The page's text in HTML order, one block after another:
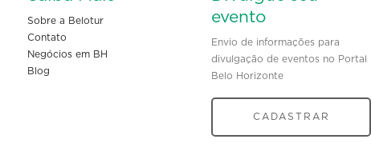
Sobre a Belotur
Contato
Negócios em BH
Blog
evento
Envio de informações para
divulgação de eventos no Portal
Belo Horizonte
CADASTRAR